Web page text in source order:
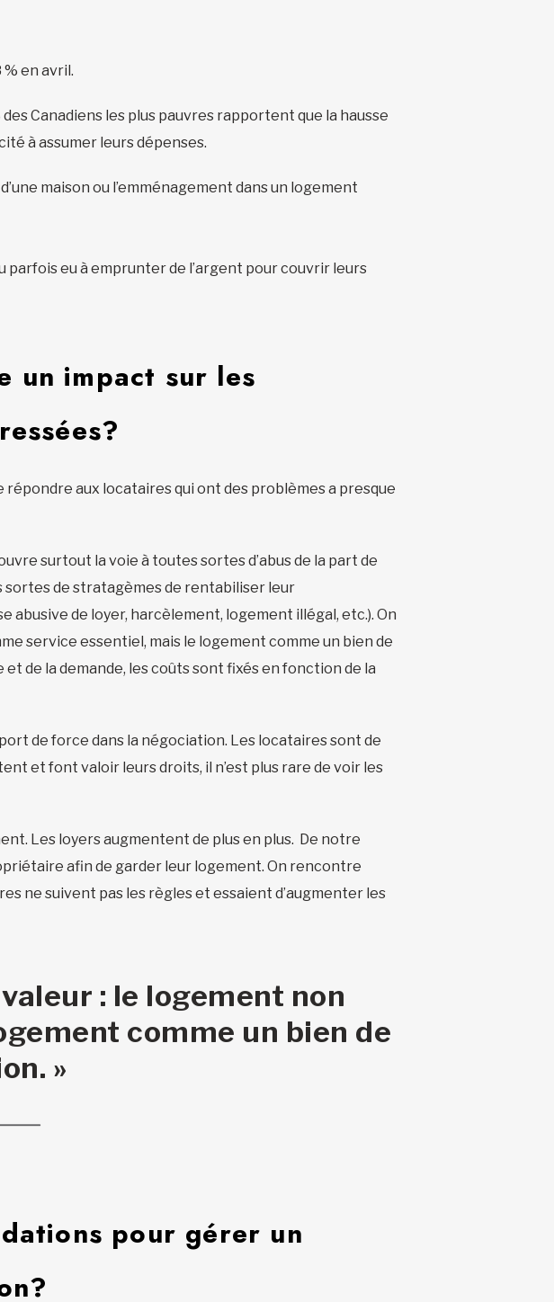
en avril.
des Canadiens les plus pauvres rapportent que la hausse
à assumer leurs dépenses.
maison ou l’emménagement dans un logement
eu à emprunter de l’argent pour couvrir leurs
un impact sur les
répondre aux locataires qui ont des problèmes a presque
surtout la voie à toutes sortes d’abus de la part de
de stratagèmes de rentabiliser leur
de loyer, harcèlement, logement illégal, etc.). On
service essentiel, mais le logement comme un bien de
de la demande, les coûts sont fixés en fonction de la
de force dans la négociation. Les locataires sont de
et font valoir leurs droits, il n’est plus rare de voir les
Les loyers augmentent de plus en plus. De notre
afin de garder leur logement. On rencontre
ne suivent pas les règles et essaient d’augmenter les
: le logement non
comme un bien de
»
pour gérer un